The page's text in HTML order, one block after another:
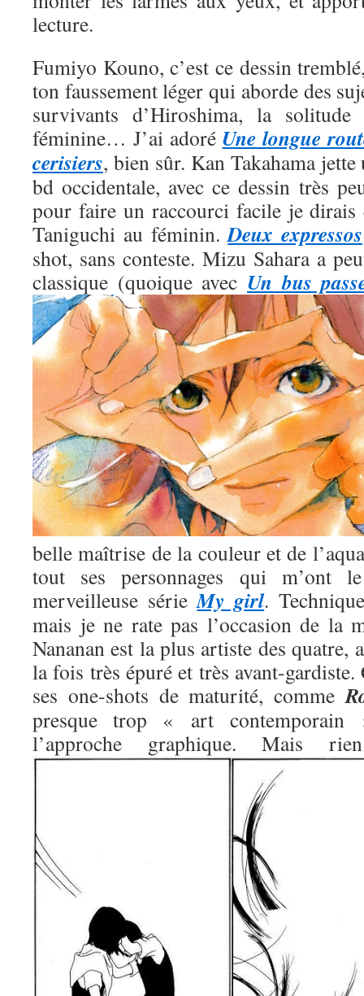
lecture.
Fumiyo Kouno, c’est ce dessin
ton faussement léger qui aborde des
survivants d’Hiroshima, la
féminine… J’ai adoré Une longue
cerisiers, bien sûr. Kan Takahama
bd occidentale, avec ce dessin très
pour faire un raccourci facile je dirais
Taniguchi au féminin.Deux expressos
shot, sans conteste. Mizu Sahara a
classique (quoique avec Un bus
belle maîtrise de la couleur et de
tout ses personnages qui m’ont
merveilleuse sérieMy girl.
mais je ne rate pas l’occasion de la
Nananan est la plus artiste des quatre,
la fois très épuré et très avant-
ses one-shots de maturité, comme
presque trop « art contemporain
l’approche graphique. Mais